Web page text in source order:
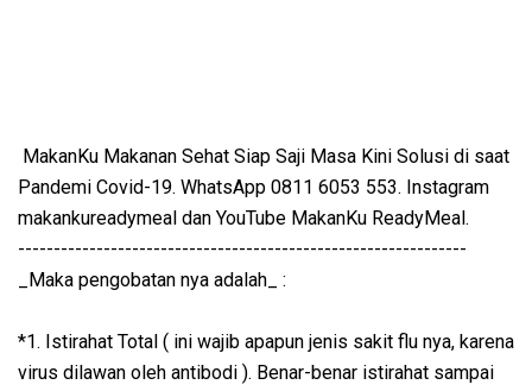
MakanKu Makanan Sehat Siap Saji Masa Kini Solusi di saat
Pandemi Covid-19. WhatsApp 0811 6053 553. Instagram
makankureadymeal dan YouTube MakanKu ReadyMeal.
---------------------------------------------------------------
_Maka pengobatan nya adalah_ :
*1. Istirahat Total ( ini wajib apapun jenis sakit flu nya, karena
virus dilawan oleh antibodi ). Benar-benar istirahat sampai